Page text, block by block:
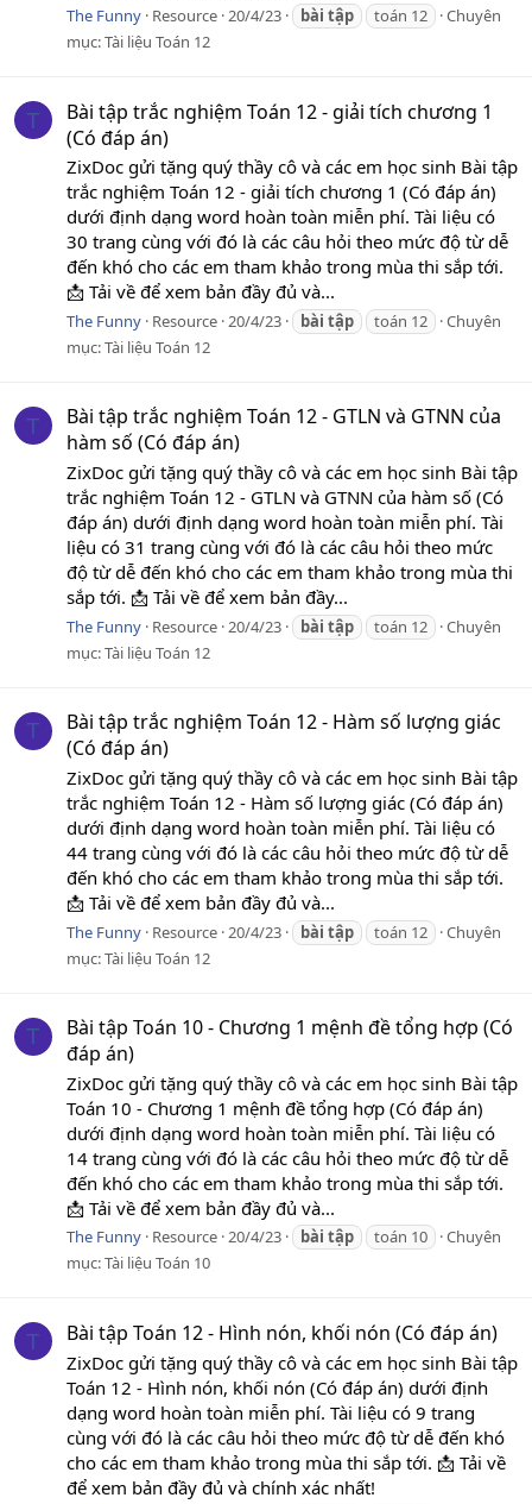
The Funny Resource 20/4/23 bài tập toán 12
Chuyên
mục:Tài liệu Toán 12
T
Bài tập trắc nghiệm Toán 12 - giải tích chương 1
(Có đáp án)
ZixDoc gửi tặng quý thầy cô và các em học sinh Bài tập
trắc nghiệm Toán 12 - giải tích chương 1 (Có đáp án)
dưới định dạng word hoàn toàn miễn phí. Tài liệu có
30 trang cùng với đó là các câu hỏi theo mức độ từ dễ
đến khó cho các em tham khảo trong mùa thi sắp tới.
📩 Tải về để xem bản đầy đủ và...
The Funny Resource 20/4/23 bài tập toán 12
Chuyên
mục:Tài liệu Toán 12
T
Bài tập trắc nghiệm Toán 12 - GTLN và GTNN của
hàm số (Có đáp án)
ZixDoc gửi tặng quý thầy cô và các em học sinh Bài tập
trắc nghiệm Toán 12 - GTLN và GTNN của hàm số (Có
đáp án) dưới định dạng word hoàn toàn miễn phí. Tài
liệu có 31 trang cùng với đó là các câu hỏi theo mức
độ từ dễ đến khó cho các em tham khảo trong mùa thi
sắp tới. 📩 Tải về để xem bản đầy...
The Funny Resource 20/4/23 bài tập toán 12
Chuyên
mục:Tài liệu Toán 12
T
Bài tập trắc nghiệm Toán 12 - Hàm số lượng giác
(Có đáp án)
ZixDoc gửi tặng quý thầy cô và các em học sinh Bài tập
trắc nghiệm Toán 12 - Hàm số lượng giác (Có đáp án)
dưới định dạng word hoàn toàn miễn phí. Tài liệu có
44 trang cùng với đó là các câu hỏi theo mức độ từ dễ
đến khó cho các em tham khảo trong mùa thi sắp tới.
📩 Tải về để xem bản đầy đủ và...
The Funny Resource 20/4/23 bài tập toán 12
Chuyên
mục:Tài liệu Toán 12
T
Bài tập Toán 10 - Chương 1 mệnh đề tổng hợp (Có
đáp án)
ZixDoc gửi tặng quý thầy cô và các em học sinh Bài tập
Toán 10 - Chương 1 mệnh đề tổng hợp (Có đáp án)
dưới định dạng word hoàn toàn miễn phí. Tài liệu có
14 trang cùng với đó là các câu hỏi theo mức độ từ dễ
đến khó cho các em tham khảo trong mùa thi sắp tới.
📩 Tải về để xem bản đầy đủ và...
The Funny Resource 20/4/23 bài tập toán 10
Chuyên
mục:Tài liệu Toán 10
T Bài tập Toán 12 - Hình nón, khối nón (Có đáp án)
ZixDoc gửi tặng quý thầy cô và các em học sinh Bài tập
Toán 12 - Hình nón, khối nón (Có đáp án) dưới định
dạng word hoàn toàn miễn phí. Tài liệu có 9 trang
cùng với đó là các câu hỏi theo mức độ từ dễ đến khó
cho các em tham khảo trong mùa thi sắp tới. 📩 Tải về
để xem bản đầy đủ và chính xác nhất!